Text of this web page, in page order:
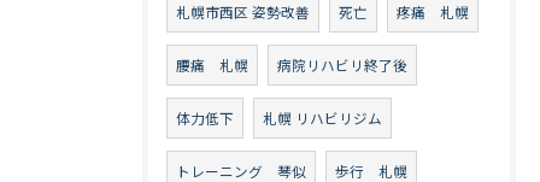
札幌市西区 姿勢改善 死亡 疼痛 札幌
腰痛 札幌 病院リハビリ終了後
体力低下 札幌 リハビリジム
トレーニング 琴似 歩行 札幌